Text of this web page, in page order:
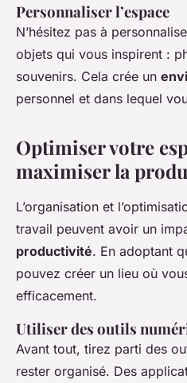
Personnaliser l’espace
N’hésitez pas à
objets qui vous inspirent :
souvenirs. Cela crée un
personnel et dans lequel
Optimiser votre
maximiser la
L’organisation et
travail peuvent avoir un
productivité. En adoptant
pouvez créer un lieu où
efficacement.
Utiliser des outils
Avant tout, tirez parti des
rester organisé. Des